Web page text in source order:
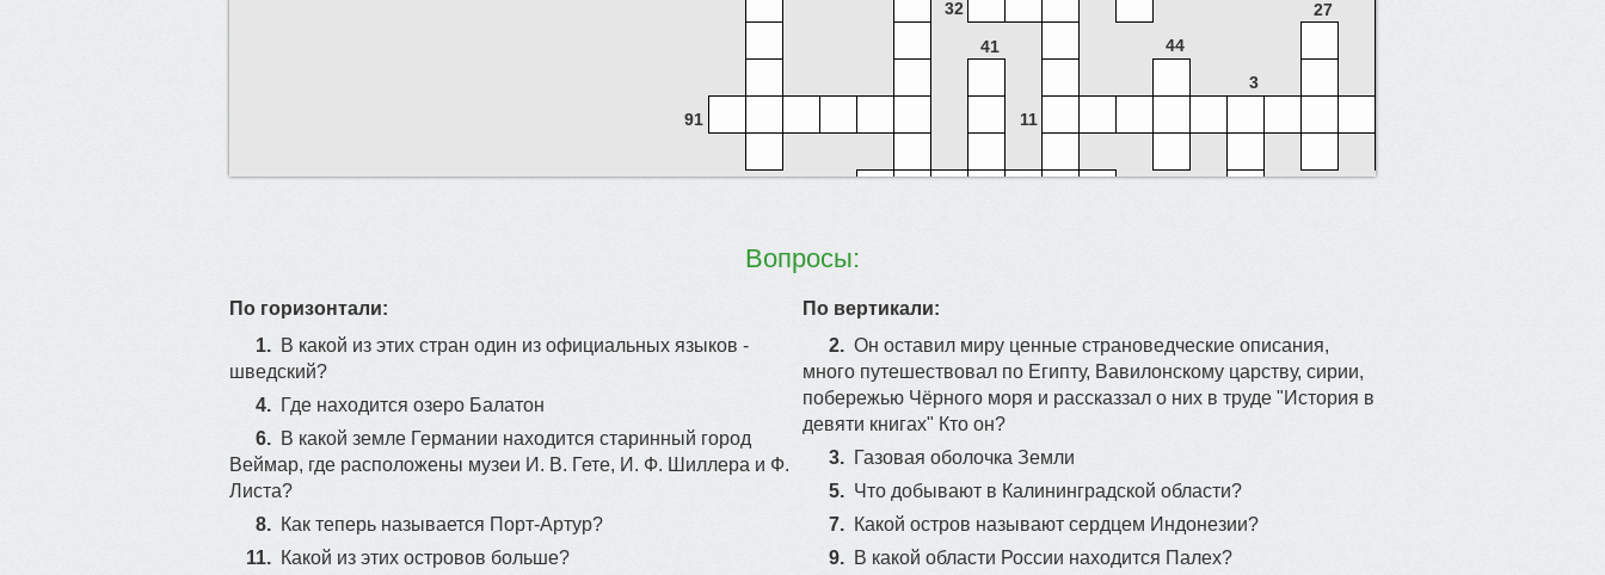
32
27
41
44
3
91
11
53
16
54
97
8
48
35
Вопросы:
По горизонтали:
1. В какой из этих стран один из официальных языков -
шведский?
4. Где находится озеро Балатон
6. В какой земле Германии находится старинный город
Веймар, где расположены музеи И. В. Гете, И. Ф. Шиллера и Ф.
Листа?
8. Как теперь называется Порт-Артур?
11. Какой из этих островов больше?
По вертикали:
2. Он оставил миру ценные страноведческие описания,
много путешествовал по Египту, Вавилонскому царству, сирии,
побережью Чёрного моря и рассказзал о них в труде "История в
девяти книгах" Кто он?
3. Газовая оболочка Земли
5. Что добывают в Калининградской области?
7. Какой остров называют сердцем Индонезии?
9. В какой области России находится Палех?